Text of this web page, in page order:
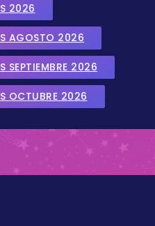
2026
AGOSTO 2026
SEPTIEMBRE 2026
OCTUBRE 2026